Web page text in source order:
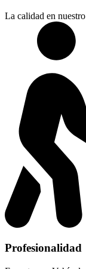
La calidad en
Profesionalidad